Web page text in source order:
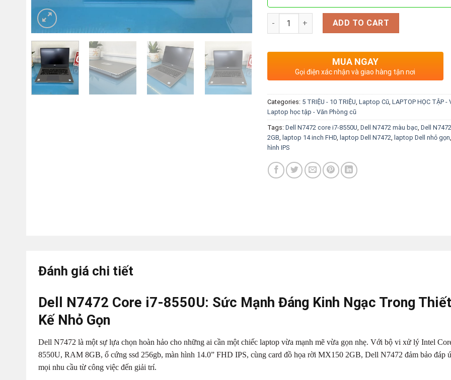
Quantity ADD TO CART
MUA NGAY
Gọi điện xác nhận và giao hàng tận nơi
Categories: 5 TRIỆU - 10 TRIỆU, Laptop Cũ, LAPTOP HỌC TẬP -
Laptop học tập - Văn Phòng cũ
Tags: Dell N7472 core i7-8550U, Dell N7472 màu bạc, Dell
2GB, laptop 14 inch FHD, laptop Dell N7472, laptop Dell nhỏ gọn
hình IPS
Đánh giá chi tiết
Dell N7472 Core i7-8550U: Sức Mạnh Đáng Kinh Ngạc Trong Thiết
Kế Nhỏ Gọn
Dell N7472 là một sự lựa chọn hoàn hảo cho những ai cần một chiếc laptop vừa mạnh mẽ vừa gọn nhẹ. Với bộ vi xử lý Intel
8550U, RAM 8GB, ổ cứng ssd 256gb, màn hình 14.0” FHD IPS, cùng card đồ họa rời MX150 2GB, Dell N7472 đảm bảo đáp
mọi nhu cầu từ công việc đến giải trí.